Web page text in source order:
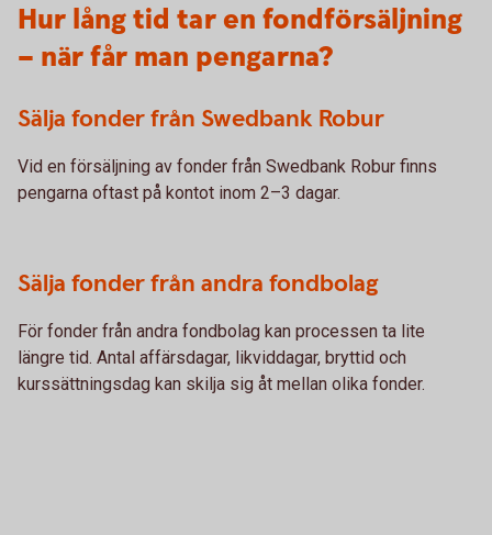
Hur lång tid tar en fondförsäljning
– när får man pengarna?
Sälja fonder från Swedbank Robur
Vid en försäljning av fonder från Swedbank Robur finns
pengarna oftast på kontot inom 2–3 dagar.
Sälja fonder från andra fondbolag
För fonder från andra fondbolag kan processen ta lite
längre tid. Antal affärsdagar, likviddagar, bryttid och
kurssättningsdag kan skilja sig åt mellan olika fonder.